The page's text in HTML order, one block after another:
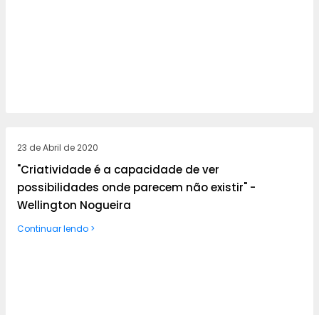
23 de Abril de 2020
"Criatividade é a capacidade de ver
possibilidades onde parecem não existir" -
Wellington Nogueira
Continuar lendo >